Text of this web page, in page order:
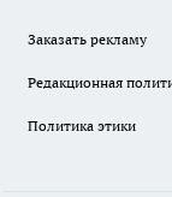
Заказать рекламу
Редакционная
Политика этики